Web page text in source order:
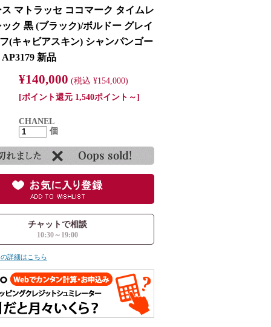
ス マトラッセ ココマーク タイムレ
ク 黒 (ブラック)/ボルドー グレイ
(キャビアスキン) シャンパンゴー
新品
¥140,000 (税込 ¥154,000)
[ポイント還元 1,540ポイント～]
CHANEL
個
チャットで相談
10:30～19:00
詳細はこちら